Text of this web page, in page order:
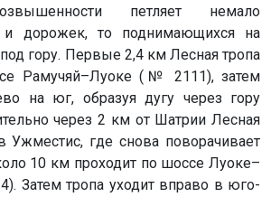
петляет немало
и дорожек, то поднимающихся на
гору. Первые 2,4 км Лесная тропа
Рамучяй–Луоке (№ 2111), затем
на юг, образуя дугу через гору
через 2 км от Шатрии Лесная
Ужместис, где снова поворачивает
10 км проходит по шоссе Луоке–
Затем тропа уходит вправо в юго-